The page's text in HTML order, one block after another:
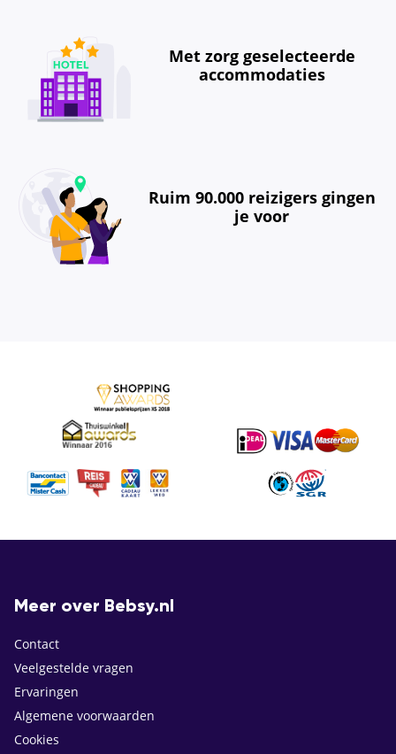
Met zorg geselecteerde
accommodaties
Ruim 90.000 reizigers gingen
je voor
Meer over Bebsy.nl
Contact
Veelgestelde vragen
Ervaringen
Algemene voorwaarden
Cookies